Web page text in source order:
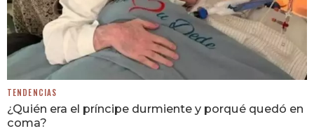
TENDENCIAS
¿Quién era el príncipe durmiente y porqué quedó en
coma?